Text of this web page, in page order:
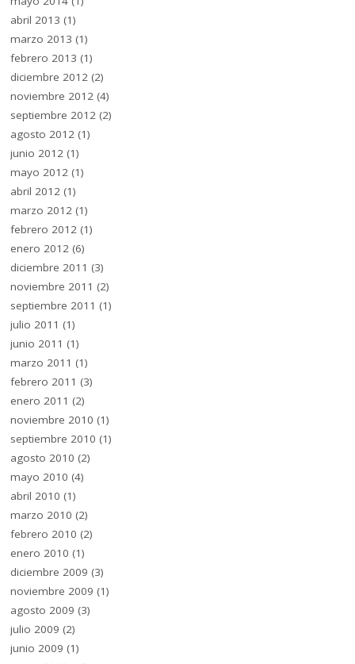
abril 2013 (1)
marzo 2013 (1)
febrero 2013 (1)
diciembre 2012 (2)
noviembre 2012 (4)
septiembre 2012 (2)
agosto 2012 (1)
junio 2012 (1)
mayo 2012 (1)
abril 2012 (1)
marzo 2012 (1)
febrero 2012 (1)
enero 2012 (6)
diciembre 2011 (3)
noviembre 2011 (2)
septiembre 2011 (1)
julio 2011 (1)
junio 2011 (1)
marzo 2011 (1)
febrero 2011 (3)
enero 2011 (2)
noviembre 2010 (1)
septiembre 2010 (1)
agosto 2010 (2)
mayo 2010 (4)
abril 2010 (1)
marzo 2010 (2)
febrero 2010 (2)
enero 2010 (1)
diciembre 2009 (3)
noviembre 2009 (1)
agosto 2009 (3)
julio 2009 (2)
junio 2009 (1)